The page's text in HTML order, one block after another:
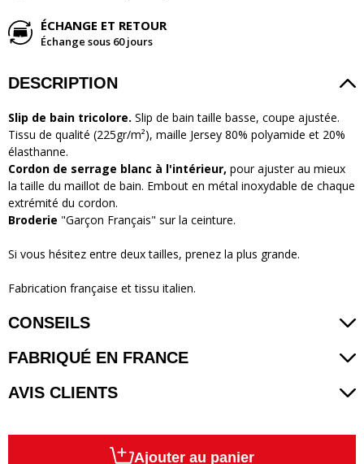
ÉCHANGE ET RETOUR
Échange sous 60 jours
DESCRIPTION
Slip de bain tricolore. Slip de bain taille basse, coupe ajustée.
Tissu de qualité (225gr/m²), maille Jersey 80% polyamide et 20%
élasthanne.
Cordon de serrage blanc à l'intérieur, pour ajuster au mieux
la taille du maillot de bain. Embout en métal inoxydable de chaque
extrémité du cordon.
Broderie "Garçon Français" sur la ceinture.
Si vous hésitez entre deux tailles, prenez la plus grande.
Fabrication française et tissu italien.
CONSEILS
FABRIQUÉ EN FRANCE
AVIS CLIENTS
Ajouter au panier